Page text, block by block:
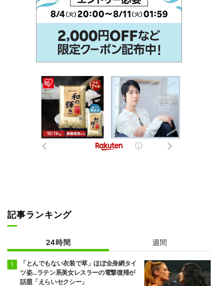
記事ランキング
24時間 週間
「とんでもない衣装で草」ほぼ全身網タイ
ツ姿…ラテン系美女レスラーの電撃復帰が
話題「えらいセクシー」